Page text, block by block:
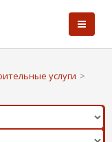
услуги >